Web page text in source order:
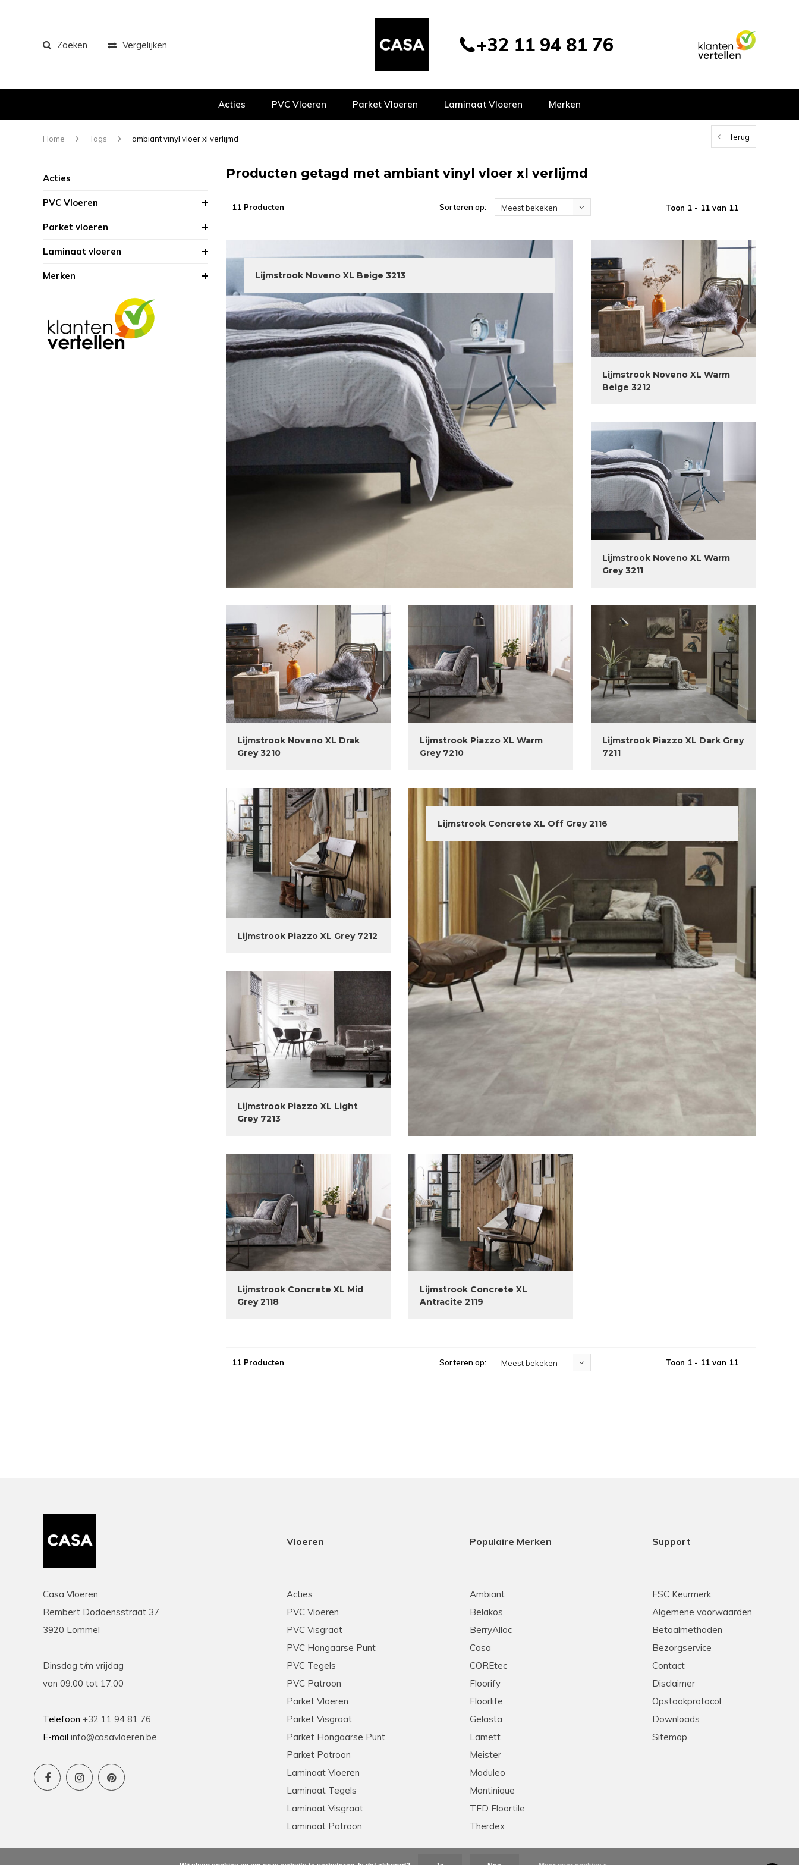
Zoeken Vergelijken +32 11 94 81 76
Acties PVC Vloeren Parket Vloeren Laminaat Vloeren Merken
Home Tags ambiant vinyl vloer xl verlijmd Terug
Acties
PVC Vloeren
Parket vloeren
Laminaat vloeren
Merken
Producten getagd met ambiant vinyl vloer xl verlijmd
11 Producten Sorteren op: Meest bekeken Toon 1 - 11 van 11
Lijmstrook Noveno XL Beige 3213
Lijmstrook Noveno XL Warm
Beige 3212
Lijmstrook Noveno XL Warm
Grey 3211
Lijmstrook Noveno XL Drak
Grey 3210
Lijmstrook Piazzo XL Warm
Grey 7210
Lijmstrook Piazzo XL Dark Grey
7211
Lijmstrook Piazzo XL Grey 7212
Lijmstrook Piazzo XL Light
Grey 7213
Lijmstrook Concrete XL Off Grey 2116
Lijmstrook Concrete XL Mid
Grey 2118
Lijmstrook Concrete XL
Antracite 2119
11 Producten Sorteren op: Meest bekeken Toon 1 - 11 van 11
Casa Vloeren
Rembert Dodoensstraat 37
3920 Lommel
Dinsdag t/m vrijdag
van 09:00 tot 17:00
Telefoon +32 11 94 81 76
E-mail info@casavloeren.be
Vloeren
Acties
PVC Vloeren
PVC Visgraat
PVC Hongaarse Punt
PVC Tegels
PVC Patroon
Parket Vloeren
Parket Visgraat
Parket Hongaarse Punt
Parket Patroon
Laminaat Vloeren
Laminaat Tegels
Laminaat Visgraat
Laminaat Patroon
Populaire Merken
Ambiant
Belakos
BerryAlloc
Casa
COREtec
Floorify
Floorlife
Gelasta
Lamett
Meister
Moduleo
Montinique
TFD Floortile
Therdex
Support
FSC Keurmerk
Algemene voorwaarden
Betaalmethoden
Bezorgservice
Contact
Disclaimer
Opstookprotocol
Downloads
Sitemap